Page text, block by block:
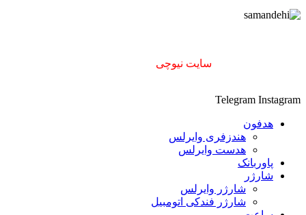
سایت نیوچی
Telegram Instagram
هدفون
هندزفری وایرلس
هدست وایرلس
پاوربانک
شارژر
شارژر وایرلس
شارژر فندکی اتومبیل